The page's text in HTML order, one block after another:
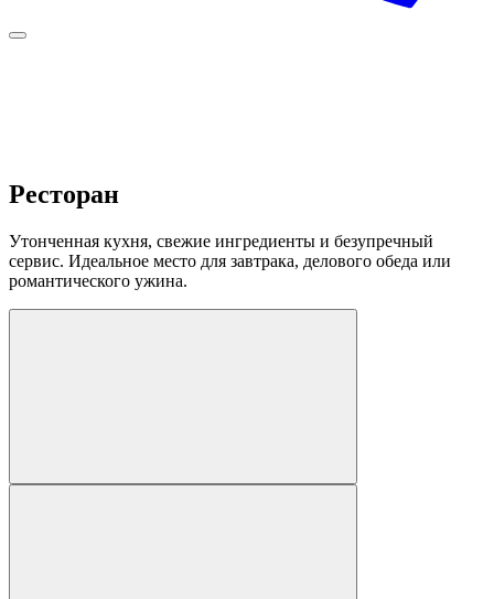
Ресторан
Утонченная кухня, свежие ингредиенты и безупречный
сервис. Идеальное место для завтрака, делового обеда или
романтического ужина.